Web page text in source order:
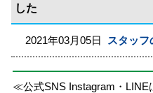
した
2021年03月05日 スタッフ
≪公式SNS Instagram・